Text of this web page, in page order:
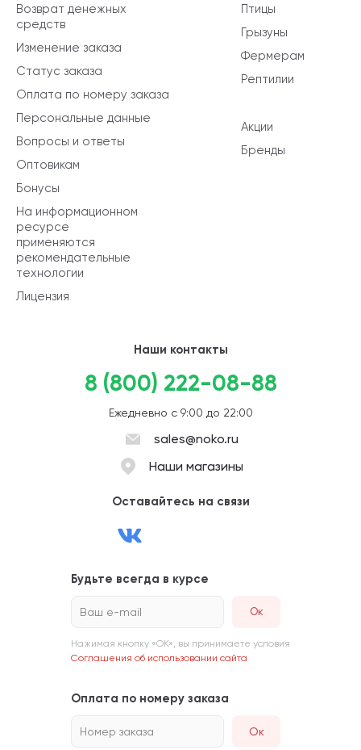
Птицы
Грызуны
Фермерам
Рептилии
Акции
Бренды
Возврат денежных
средств
Изменение заказа
Статус заказа
Оплата по номеру заказа
Персональные данные
Вопросы и ответы
Оптовикам
Бонусы
На информационном
ресурсе
применяются
рекомендательные
технологии
Лицензия
Наши контакты
8 (800) 222-08-88
Ежедневно с 9:00 до 22:00
sales@noko.ru
Наши магазины
Оставайтесь на связи
Будьте всегда в курсе
Ваш e-mail
Нажимая кнопку «ОК», вы принимаете условия
Соглашения об использовании сайта
Оплата по номеру заказа
Номер заказа Ок